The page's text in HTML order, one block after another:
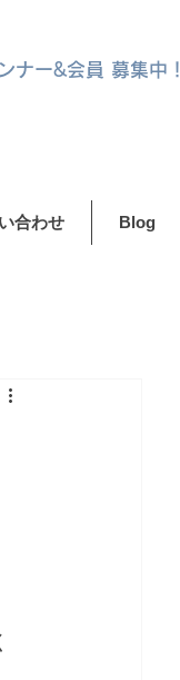
ナー&会員 募集中！
合わせ Blog